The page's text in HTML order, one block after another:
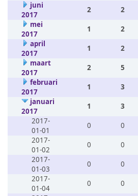
juni
2017
2 2
mei
2017
1 2
april
2017
1 2
maart
2017
2 5
februari
2017
1 3
januari
2017
1 3
2017-
01-01
0 0
2017-
01-02
0 0
2017-
01-03
0 0
2017-
01-04
0 0